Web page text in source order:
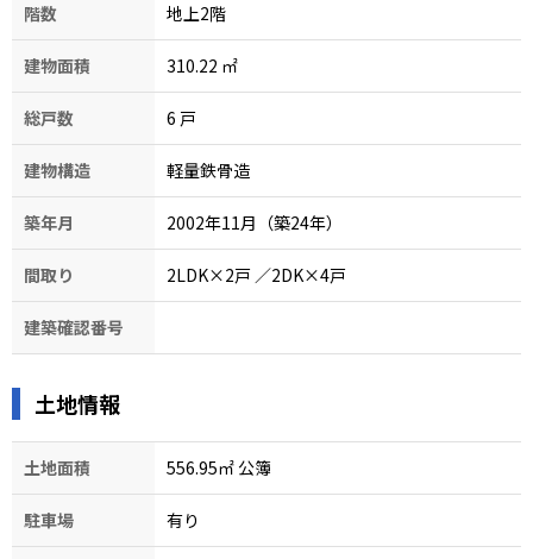
階数 地上2階
建物面積 310.22 ㎡
総戸数 6 戸
建物構造 軽量鉄骨造
築年月 2002年11月（築24年）
間取り 2LDK×2戸 ／2DK×4戸
建築確認番号
土地情報
土地面積 556.95㎡ 公簿
駐車場 有り